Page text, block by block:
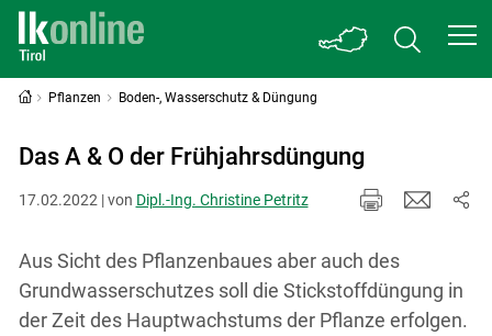
Pflanzen Boden-, Wasserschutz & Düngung
Das A & O der Frühjahrsdüngung
17.02.2022 | von Dipl.-Ing. Christine Petritz
Aus Sicht des Pflanzenbaues aber auch des
Grundwasserschutzes soll die Stickstoffdüngung in
der Zeit des Hauptwachstums der Pflanze erfolgen.